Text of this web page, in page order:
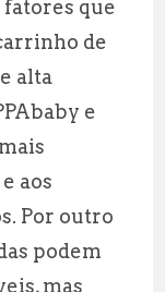
que
de
alta
e
aos
Por outro
podem
mas